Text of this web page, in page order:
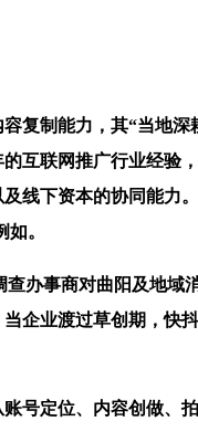
制能力，其“当地深
互联网推广行业经验
下资本的协同能力
。
事商对曲阳及地域
企业渡过草创期，
定位、内容创做、